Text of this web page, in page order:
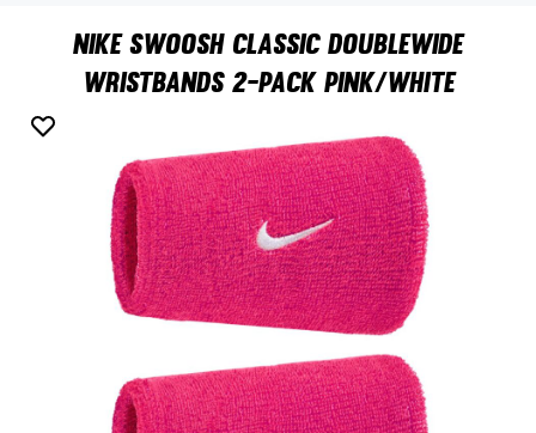
Nike Swoosh Classic Doublewide
Wristbands 2-Pack Pink/White